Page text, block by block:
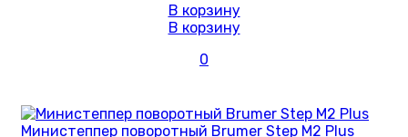
В корзину
В корзину
0
Министеппер поворотный Brumer Step M2 Plus